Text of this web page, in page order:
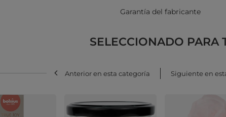
Garantía del fabricante
SELECCIONADO PARA
Anterior en esta categoría Siguiente en